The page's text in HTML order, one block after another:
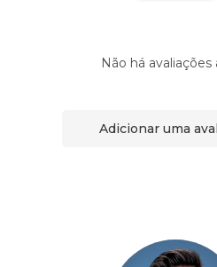
Não há avaliações
Adicionar uma